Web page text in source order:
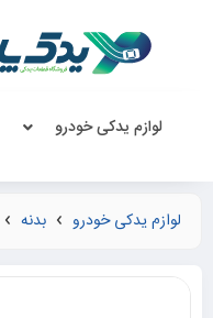
لوازم یدکی خودرو
لوازم یدکی خودرو بدنه